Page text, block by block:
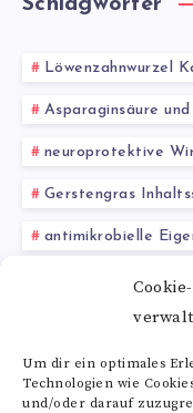
Um dir ein optimales
Technologien wie
und/oder darauf
Schlagwörter
Löwenzahnwurzel
Asparaginsäure
neuroprotektive
Gerstengras
antimikrobielle
Wechselwirkungen
5-